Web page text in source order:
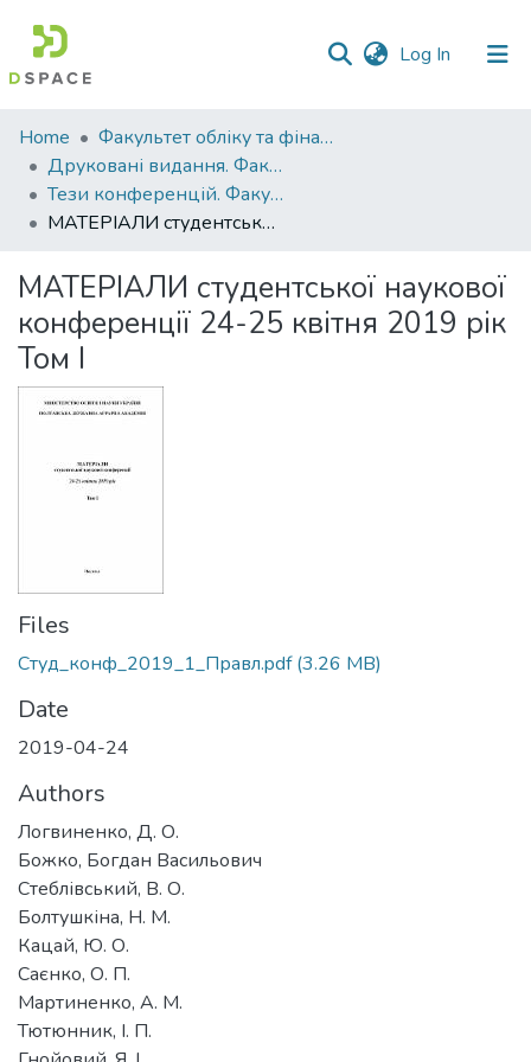
Log In (current)
Communities
&
Collections
All of DSpace
Statistics
Home
Факультет обліку та фінансів
Друковані видання. Факультет обліку та фінансів
Тези конференцій. Факультет обліку та фінансів
МАТЕРІАЛИ студентської наукової конференції 24-25 квітня 2019 рік Том І
МАТЕРІАЛИ студентської наукової
конференції 24-25 квітня 2019 рік
Том І
Files
Студ_конф_2019_1_Правл.pdf(3.26 MB)
Date
2019-04-24
Authors
Логвиненко, Д. О.
Божко, Богдан Васильович
Стеблівський, В. О.
Болтушкіна, Н. М.
Кацай, Ю. О.
Саєнко, О. П.
Мартиненко, А. М.
Тютюнник, І. П.